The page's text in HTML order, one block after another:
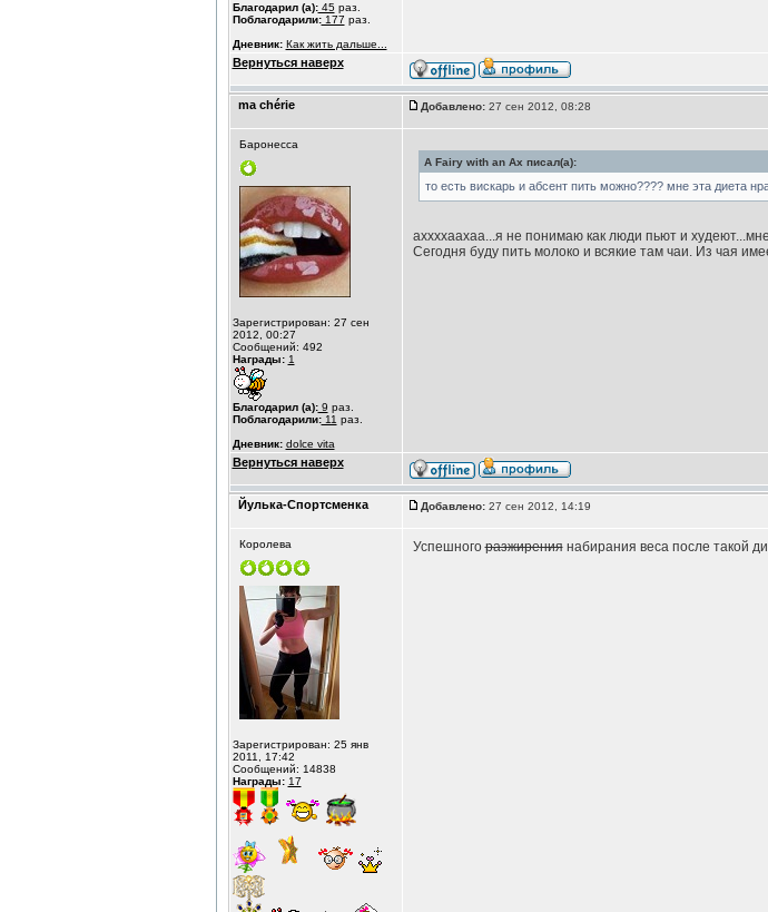
Благодарил (а):45раз.
Поблагодарили:177 раз.
Дневник: Как жить дальше...
Вернуться наверх
ma chérie Добавлено:27 сен 2012, 08:28
Баронесса
Зарегистрирован: 27 сен
2012, 00:27
Сообщений: 492
Награды: 1
Благодарил (а):9 раз.
Поблагодарили:11 раз.
Дневник: dolce vita
A Fairy with an Ax писал(а):
то есть вискарь и абсент пить можно???? мне эта диета
аххххаахаа...я не понимаю как люди пьют и
Сегодня буду пить молоко и всякие там чаи. Из чая
Вернуться наверх
Йулька-Спортсменка Добавлено:27 сен 2012, 14:19
Королева
Зарегистрирован: 25 янв
2011, 17:42
Сообщений: 14838
Награды: 17
Успешногоразжирениянабирания веса после такой